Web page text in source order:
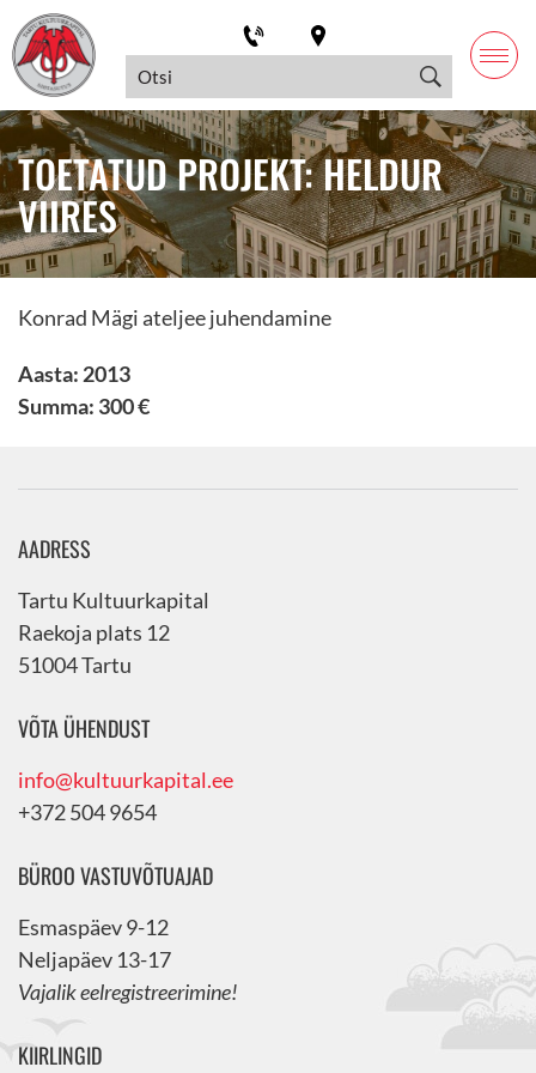
TOETATUD PROJEKT: HELDUR
VIIRES
Konrad Mägi ateljee juhendamine
Aasta: 2013
Summa: 300 €
AADRESS
Tartu Kultuurkapital
Raekoja plats 12
51004 Tartu
VÕTA ÜHENDUST
info@kultuurkapital.ee
+372 504 9654
BÜROO VASTUVÕTUAJAD
Esmaspäev 9-12
Neljapäev 13-17
Vajalik eelregistreerimine!
KIIRLINGID